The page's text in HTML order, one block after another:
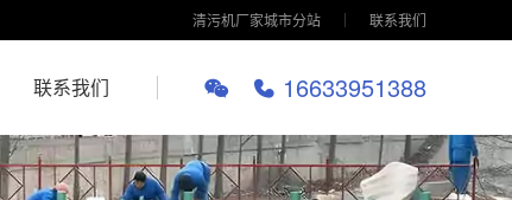
清污机厂家城市分站 联系我们
16633951388
联系我们